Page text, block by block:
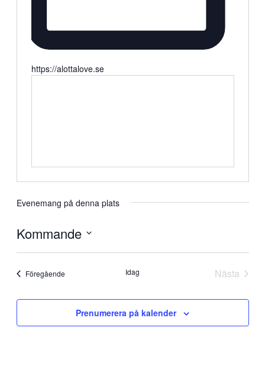
Website
https://alottalove.se
Evenemang på denna plats
Kommande
FöregåendeEvenemang Idag
Nästa
Prenumerera på kalender